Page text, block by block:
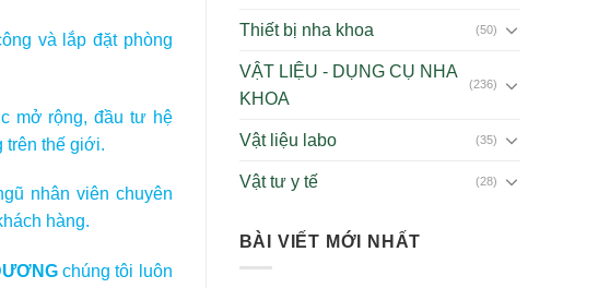
và lắp đặt phòng
mở rộng,đầu tư hệ
trên thế giới.
nhân viên chuyên
hàng.
chúng tôi luôn
Thiết bị nha khoa (50)
VẬT LIỆU - DỤNG CỤ NHA
KHOA
(236)
Vật liệu labo (35)
Vật tư y tế (28)
BÀI VIẾT MỚI NHẤT